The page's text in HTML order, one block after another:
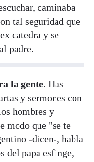
caminaba
tal seguridad que
catedra y se
padre.
la gente. Has
y sermones con
hombres y
modo que "se te
-dicen-, habla
del papa esfinge,